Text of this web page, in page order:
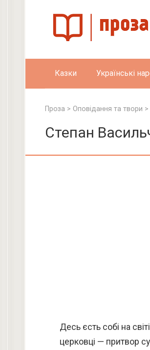
Казки Українські
Проза > Оповідання та твори >
Степан
Десь єсть собі на
церковці — притвор